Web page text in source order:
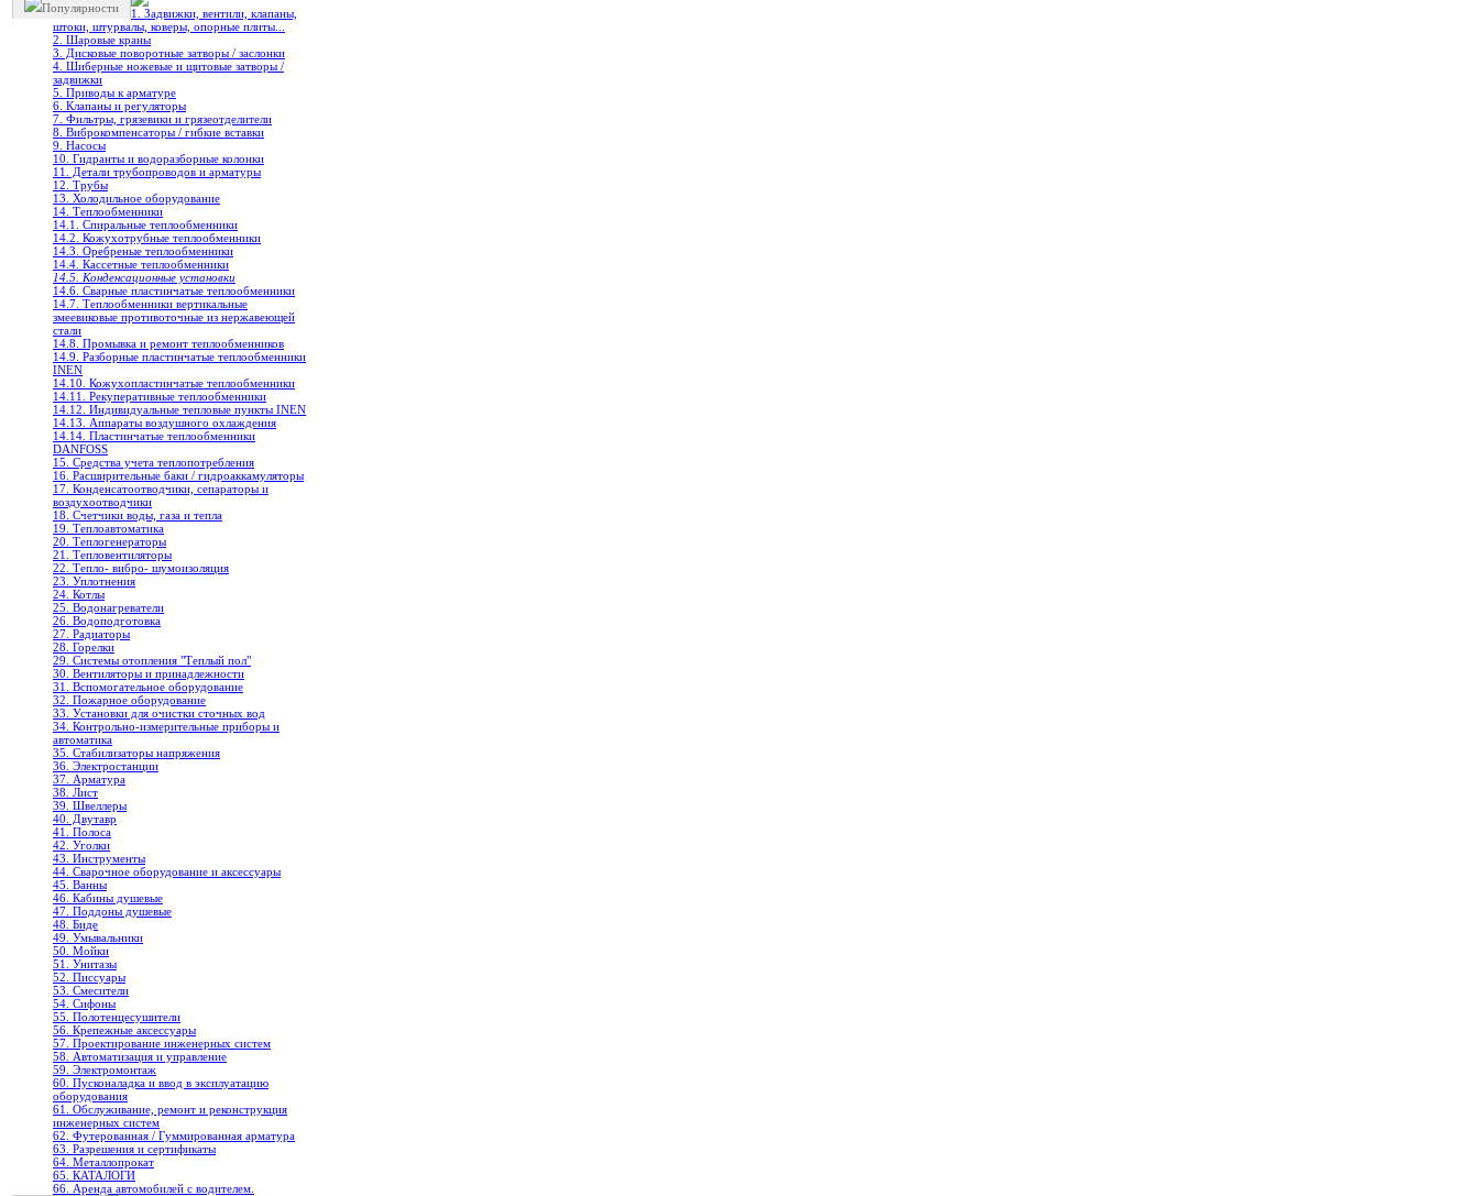
Популярности
1. Задвижки, вентили, клапаны,
штоки, штурвалы, коверы, опорные плиты...
2. Шаровые краны
3. Дисковые поворотные затворы / заслонки
4. Шиберные ножевые и щитовые затворы /
задвижки
5. Приводы к арматуре
6. Клапаны и регуляторы
7. Фильтры, грязевики и грязеотделители
8. Виброкомпенсаторы / гибкие вставки
9. Насосы
10. Гидранты и водоразборные колонки
11. Детали трубопроводов и арматуры
12. Трубы
13. Холодильное oборудование
14. Теплообменники
14.1. Спиральные теплообменники
14.2. Кожухотрубные теплообменники
14.3. Оребреные теплообменники
14.4. Кассетные теплообменники
14.5. Конденсационные установки
14.6. Сварные пластинчатые теплообменники
14.7. Теплообменники вертикальные
змеевиковые противоточные из нержавеющей
стали
14.8. Промывка и ремонт теплообменников
14.9. Разборные пластинчатые теплообменники
INEN
14.10. Кожухопластинчатые теплообменники
14.11. Рекуперативные теплообменники
14.12. Индивидуальные тепловые пункты INEN
14.13. Аппараты воздушного охлаждения
14.14. Пластинчатые теплообменники
DANFOSS
15. Средства учета теплопотребления
16. Расширительные баки / гидроаккамуляторы
17. Конденсатоотводчики, сепараторы и
воздухоотводчики
18. Счетчики воды, газа и тепла
19. Теплоавтоматика
20. Теплогенераторы
21. Тепловентиляторы
22. Тепло- вибро- шумоизоляция
23. Уплотнения
24. Котлы
25. Водонагреватели
26. Водоподготовка
27. Радиаторы
28. Горелки
29. Системы отопления "Теплый пол"
30. Вентиляторы и принадлежности
31. Вспомогательное оборудование
32. Пожарное оборудование
33. Установки для очистки сточных вод
34. Контрольно-измерительные приборы и
автоматика
35. Стабилизаторы напряжения
36. Электростанции
37. Арматура
38. Лист
39. Швеллеры
40. Двутавр
41. Полоса
42. Уголки
43. Инструменты
44. Сварочное оборудование и аксессуары
45. Ванны
46. Кабины душевые
47. Поддоны душевые
48. Биде
49. Умывальники
50. Мойки
51. Унитазы
52. Писсуары
53. Смесители
54. Сифоны
55. Полотенцесушители
56. Крепежные аксессуары
57. Проектирование инженерных систем
58. Автоматизация и управление
59. Электромонтаж
60. Пусконаладка и ввод в эксплуатацию
оборудования
61. Обслуживание, ремонт и реконструкция
инженерных систем
62. Футерованная / Гуммированная арматура
63. Разрешения и сертификаты
64. Металлопрокат
65. КАТАЛОГИ
66. Аренда автомобилей с водителем.